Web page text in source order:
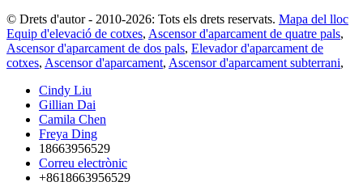
© Drets d'autor - 2010-2026: Tots els drets reservats. Mapa del lloc
Equip d'elevació de cotxes, Ascensor d'aparcament de quatre pals,
Ascensor d'aparcament de dos pals, Elevador d'aparcament de
cotxes, Ascensor d'aparcament, Ascensor d'aparcament subterrani,
Cindy Liu
Gillian Dai
Camila Chen
Freya Ding
18663956529
Correu electrònic
+8618663956529